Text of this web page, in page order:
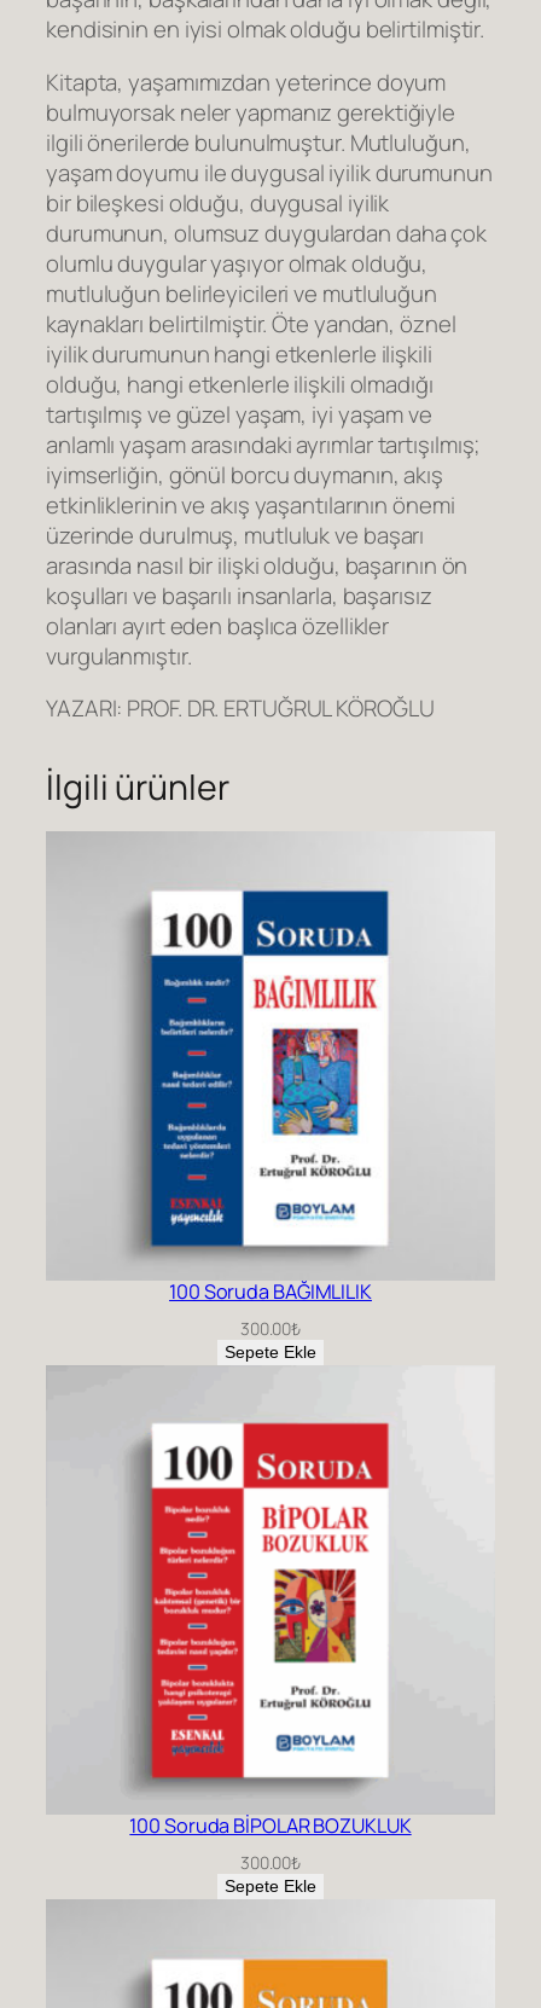
kendisinin en iyisi olmak olduğu belirtilmiştir.
Kitapta, yaşamımızdan yeterince doyum
bulmuyorsak neler yapmanız gerektiğiyle
ilgili önerilerde bulunulmuştur. Mutluluğun,
yaşam doyumu ile duygusal iyilik durumunun
bir bileşkesi olduğu, duygusal iyilik
durumunun, olumsuz duygulardan daha çok
olumlu duygular yaşıyor olmak olduğu,
mutluluğun belirleyicileri ve mutluluğun
kaynakları belirtilmiştir. Öte yandan, öznel
iyilik durumunun hangi etkenlerle ilişkili
olduğu, hangi etkenlerle ilişkili olmadığı
tartışılmış ve güzel yaşam, iyi yaşam ve
anlamlı yaşam arasındaki ayrımlar tartışılmış;
iyimserliğin, gönül borcu duymanın, akış
etkinliklerinin ve akış yaşantılarının önemi
üzerinde durulmuş, mutluluk ve başarı
arasında nasıl bir ilişki olduğu, başarının ön
koşulları ve başarılı insanlarla, başarısız
olanları ayırt eden başlıca özellikler
vurgulanmıştır.
YAZARI: PROF. DR. ERTUĞRUL KÖROĞLU
İlgili ürünler
100 Soruda BAĞIMLILIK
300.00₺
Sepete Ekle
100 Soruda BİPOLAR BOZUKLUK
300.00₺
Sepete Ekle